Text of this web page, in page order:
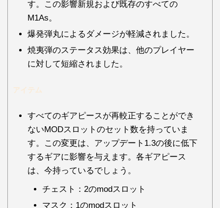
す。この影響新規および既存のすべての
M1As。
爆発弾丸によるダメージが軽減されました。
焼夷弾のステータス効果は、他のプレイヤー
に対して短縮されました。
アイテム
すべてのギアピースが再較正することができ
ないMODスロットのセット数を持っていま
す。この変更は、アップデート1.3の後に低下
するギアに影響を与えます。各ギアピース
は、今持っているでしょう。
チェスト：2のmodスロット
マスク：1のmodスロット